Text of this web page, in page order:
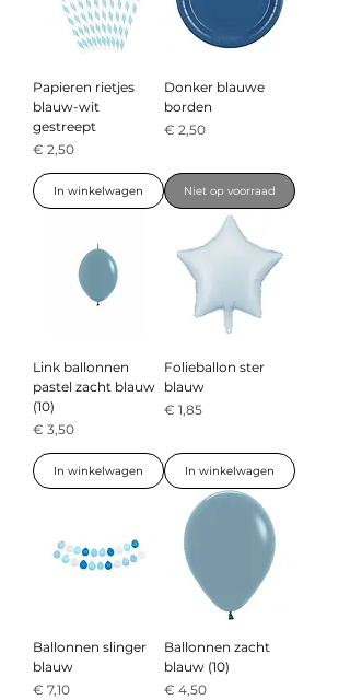
Papieren rietjes
blauw-wit
gestreept
Prijs
€ 2,50
In winkelwagen
Donker blauwe
borden
Prijs
€ 2,50
Niet op voorraad
Link ballonnen
pastel zacht blauw
(10)
Prijs
€ 3,50
In winkelwagen
Folieballon ster
blauw
Prijs
€ 1,85
In winkelwagen
Ballonnen slinger
blauw
Prijs
€ 7,10
Ballonnen zacht
blauw (10)
Prijs
€ 4,50